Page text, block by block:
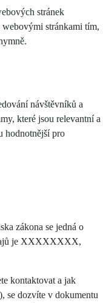
stránek
stránkami tím,
návštěvníků a
které jsou relevantní a
hodnotnější pro
zákona se jedná o
je XXXXXXXX,
kontaktovat a jak
se dozvíte v dokumentu